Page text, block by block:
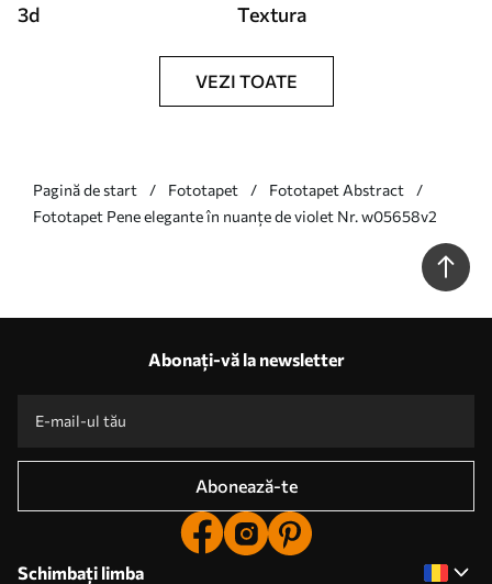
3d Textura
VEZI TOATE
Pagină de start Fototapet
Fototapet Abstract
Fototapet Pene elegante în nuanțe de violet Nr. w05658v2
Abonați-vă la newsletter
Abonează-te
Schimbați limba